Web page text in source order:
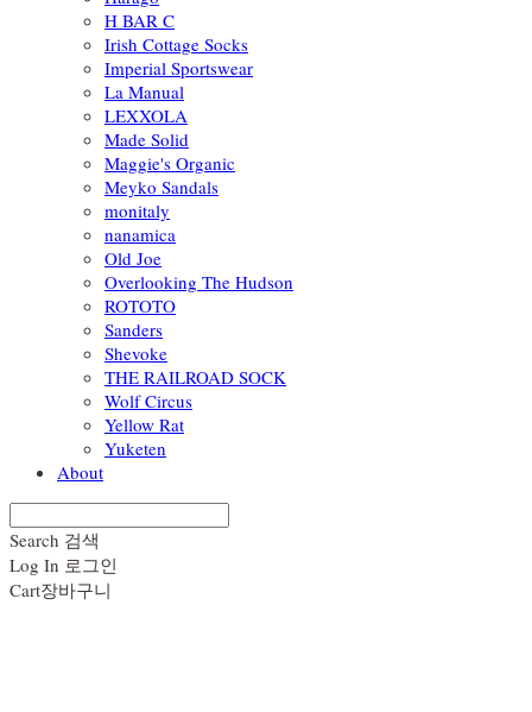
H BAR C
Irish Cottage Socks
Imperial Sportswear
La Manual
LEXXOLA
Made Solid
Maggie's Organic
Meyko Sandals
monitaly
nanamica
Old Joe
Overlooking The Hudson
ROTOTO
Sanders
Shevoke
THE RAILROAD SOCK
Wolf Circus
Yellow Rat
Yuketen
About
Search 검색
Log In 로그인
Cart장바구니